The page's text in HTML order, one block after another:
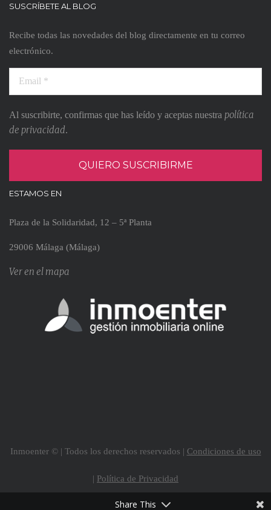
SUSCRÍBETE AL BLOG
Recibe todas las novedades del blog directamente en tu correo
electrónico.
Al suscribirte, confirmas que has leído y aceptas nuestra política
de privacidad.
ESTAMOS EN
Plaza de la Solidaridad, 12 – 5ª Planta
29006 Málaga (Málaga)
Ver en el mapa
Inmoenter © | Todos los derechos reservados | Condiciones de uso
| Política de Privacidad
Share This